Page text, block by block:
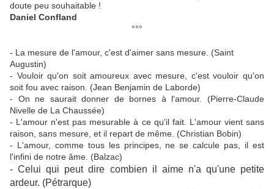
doute peu souhaitable !
Daniel Confland
°°°
- La mesure de l'amour, c'est d'aimer sans mesure. (Saint
Augustin)
- Vouloir qu'on soit amoureux avec mesure, c'est vouloir qu'on
soit fou avec raison. (Jean Benjamin de Laborde)
- On ne saurait donner de bornes à l'amour. (Pierre-Claude
Nivelle de La Chaussée)
- L'amour n'est pas mesurable à ce qu'il fait. L'amour vient sans
raison, sans mesure, et il repart de même. (Christian Bobin)
- L'amour, comme tous les principes, ne se calcule pas, il est
l'infini de notre âme. (Balzac)
- Celui qui peut dire combien il aime n'a qu'une petite
ardeur. (Pétrarque)